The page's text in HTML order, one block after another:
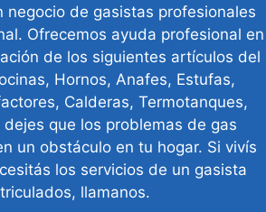
negocio de gasistas profesionales
Ofrecemos ayuda profesional en
de los siguientes artículos del
Hornos, Anafes, Estufas,
Calderas, Termotanques,
que los problemas de gas
un obstáculo en tu hogar. Si vivís
los servicios de un gasista
llamanos.